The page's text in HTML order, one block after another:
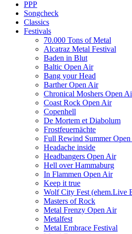
PPP
Songcheck
Classics
Festivals
70.000 Tons of Metal
Alcatraz Metal Festival
Baden in Blut
Baltic Open Air
Bang your Head
Barther Open Air
Chronical Moshers Open
Coast Rock Open Air
Copenhell
De Mortem et Diabolum
Frostfeuernächte
Full Rewind Summer
Headache inside
Headbangers Open Air
Hell over Hammaburg
In Flammen Open Air
Keep it true
Wolf City Fest (ehem.Live
Masters of Rock
Metal Frenzy Open Air
Metalfest
Metal Embrace Festival